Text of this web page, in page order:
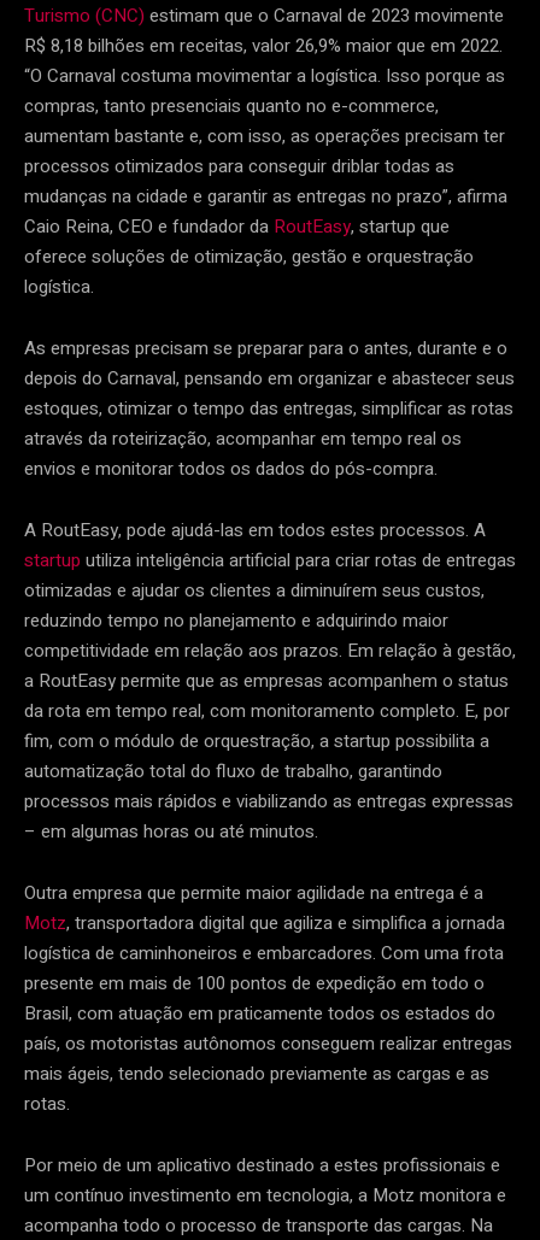
Turismo (CNC) estimam que o Carnaval de 2023 movimente
R$ 8,18 bilhões em receitas, valor 26,9% maior que em 2022.
“O Carnaval costuma movimentar a logística. Isso porque as
compras, tanto presenciais quanto no e-commerce,
aumentam bastante e, com isso, as operações precisam ter
processos otimizados para conseguir driblar todas as
mudanças na cidade e garantir as entregas no prazo”, afirma
Caio Reina, CEO e fundador da RoutEasy, startup que
oferece soluções de otimização, gestão e orquestração
logística.
As empresas precisam se preparar para o antes, durante e o
depois do Carnaval, pensando em organizar e abastecer seus
estoques, otimizar o tempo das entregas, simplificar as rotas
através da roteirização, acompanhar em tempo real os
envios e monitorar todos os dados do pós-compra.
A RoutEasy, pode ajudá-las em todos estes processos. A
startup utiliza inteligência artificial para criar rotas de entregas
otimizadas e ajudar os clientes a diminuírem seus custos,
reduzindo tempo no planejamento e adquirindo maior
competitividade em relação aos prazos. Em relação à gestão,
a RoutEasy permite que as empresas acompanhem o status
da rota em tempo real, com monitoramento completo. E, por
fim, com o módulo de orquestração, a startup possibilita a
automatização total do fluxo de trabalho, garantindo
processos mais rápidos e viabilizando as entregas expressas
– em algumas horas ou até minutos.
Outra empresa que permite maior agilidade na entrega é a
Motz, transportadora digital que agiliza e simplifica a jornada
logística de caminhoneiros e embarcadores. Com uma frota
presente em mais de 100 pontos de expedição em todo o
Brasil, com atuação em praticamente todos os estados do
país, os motoristas autônomos conseguem realizar entregas
mais ágeis, tendo selecionado previamente as cargas e as
rotas.
Por meio de um aplicativo destinado a estes profissionais e
um contínuo investimento em tecnologia, a Motz monitora e
acompanha todo o processo de transporte das cargas. Na